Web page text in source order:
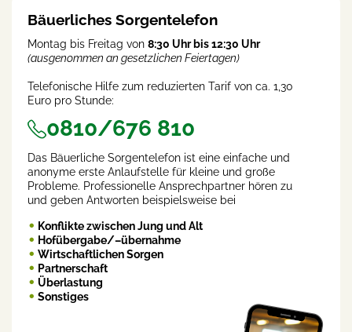
Bäuerliches Sorgentelefon
Montag bis Freitag von 8:30 Uhr bis 12:30 Uhr
(ausgenommen an gesetzlichen Feiertagen)
Telefonische Hilfe zum reduzierten Tarif von ca. 1,30
Euro pro Stunde:
0810/676 810
Das Bäuerliche Sorgentelefon ist eine einfache und
anonyme erste Anlaufstelle für kleine und große
Probleme. Professionelle Ansprechpartner hören zu
und geben Antworten beispielsweise bei
Konflikte zwischen Jung und Alt
Hofübergabe/–übernahme
Wirtschaftlichen Sorgen
Partnerschaft
Überlastung
Sonstiges